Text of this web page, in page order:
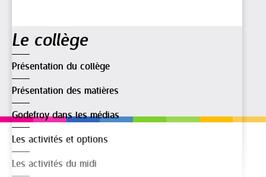
Le collège
Présentation du collège
Présentation des matières
Godefroy dans les médias
Les activités et options
Les activités du midi